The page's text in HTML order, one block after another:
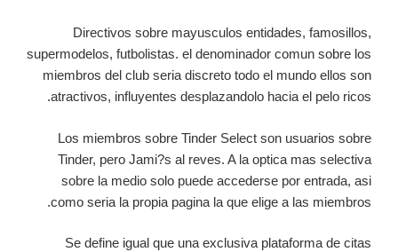
Directivos sobre mayusculos entidades, famosillos,
supermodelos, futbolistas. el denominador comun sobre los
miembros del club seria discreto todo el mundo ellos son
atractivos, influyentes desplazandolo hacia el pelo ricos.
Los miembros sobre Tinder Select son usuarios sobre
Tinder, pero Jami?s al reves. A la optica mas selectiva
sobre la medio solo puede accederse por entrada, asi
como seria la propia pagina la que elige a las miembros.
Se define igual que una exclusiva plataforma de citas